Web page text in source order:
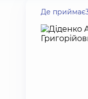
Де приймає